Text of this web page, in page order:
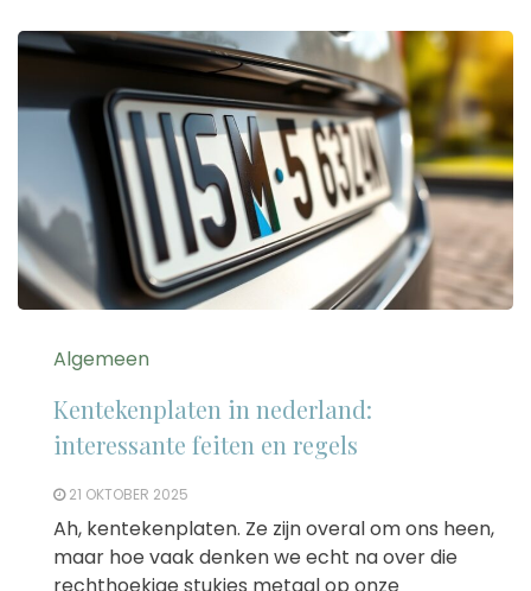
Algemeen
Kentekenplaten in nederland:
interessante feiten en regels
21 OKTOBER 2025
Ah, kentekenplaten. Ze zijn overal om ons heen,
maar hoe vaak denken we echt na over die
rechthoekige stukjes metaal op onze